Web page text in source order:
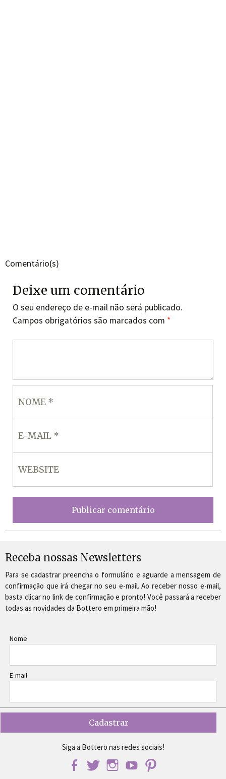
Comentário(s)
Deixe um comentário
O seu endereço de e-mail não será publicado.
Campos obrigatórios são marcados com *
Receba nossas Newsletters
Para se cadastrar preencha o formulário e aguarde a mensagem de
confirmação que irá chegar no seu e-mail. Ao receber nosso e-mail,
basta clicar no link de confirmação e pronto! Você passará a receber
todas as novidades da Bottero em primeira mão!
Nome
E-mail
Siga a Bottero nas redes sociais!